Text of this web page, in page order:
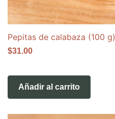
Pepitas de calabaza (100 g)
$31.00
Añadir al carrito